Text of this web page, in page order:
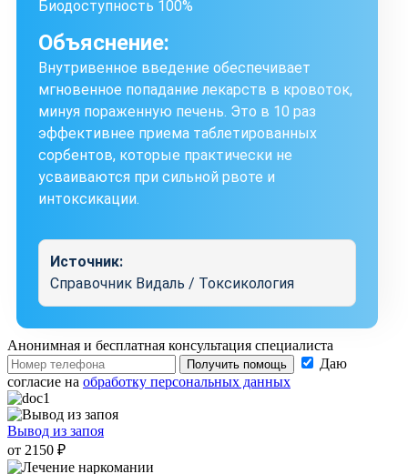
Биодоступность 100%
Объяснение:
Внутривенное введение обеспечивает
мгновенное попадание лекарств в кровоток,
минуя пораженную печень. Это в 10 раз
эффективнее приема таблетированных
сорбентов, которые практически не
усваиваются при сильной рвоте и
интоксикации.
Источник:
Справочник Видаль / Токсикология
Анонимная и бесплатная консультация специалиста
Получить помощь
Даю
согласие на обработку персональных данных
Вывод из запоя
от 2150 ₽